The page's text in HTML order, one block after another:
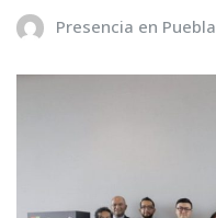
Presencia en Puebla